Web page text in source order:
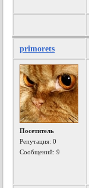
primorets
Посетитель
Репутация:0
Сообщений: 9